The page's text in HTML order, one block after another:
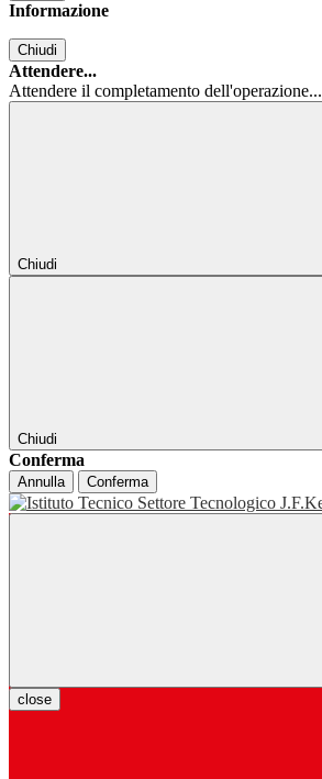
Informazione
Chiudi
Attendere...
Attendere il completamento dell'operazione...
Chiudi
Chiudi
Conferma
Annulla Conferma
close